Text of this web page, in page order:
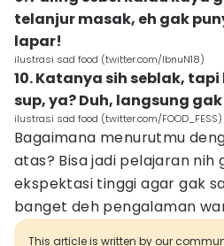
telanjur masak, eh gak
lapar!
ilustrasi sad food (twitter.com/IbnuN18)
10. Katanya sih seblak,
sup, ya? Duh, langsung
ilustrasi sad food (twitter.com/FOOD_FESS)
Bagaimana menurutmu
atas? Bisa jadi pelajaran nih
ekspektasi tinggi agar gak
banget deh pengalaman
This article is written by our